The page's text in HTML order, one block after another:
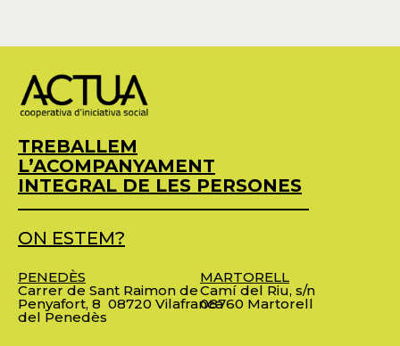
TREBALLEM
L’ACOMPANYAMENT
INTEGRAL DE LES PERSONES
ON ESTEM?
PENEDÈS
Carrer de Sant Raimon de
Penyafort, 8 08720 Vilafranca
del Penedès
MARTORELL
Camí del Riu, s/n
08760 Martorell